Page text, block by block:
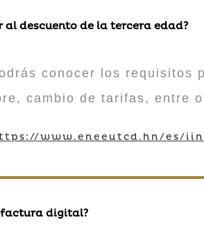
al descuento de la tercera edad?
conocer los
cambio de tarifas, entre
www.eneeutcd.hn/es/
factura digital?